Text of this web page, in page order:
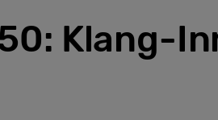
Klang-